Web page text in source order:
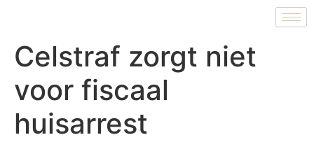
Celstraf zorgt niet
voor fiscaal
huisarrest